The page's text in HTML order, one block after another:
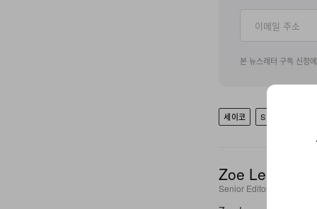
본 뉴스레터 구독 신청
세이코 SEIKO
Zoe Leung
Senior Editor